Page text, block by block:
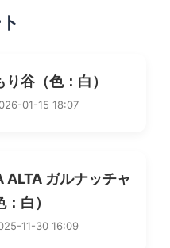
谷（色：白）
01-15 18:07
ALTA ガルナッチャ
白）
11-30 16:09